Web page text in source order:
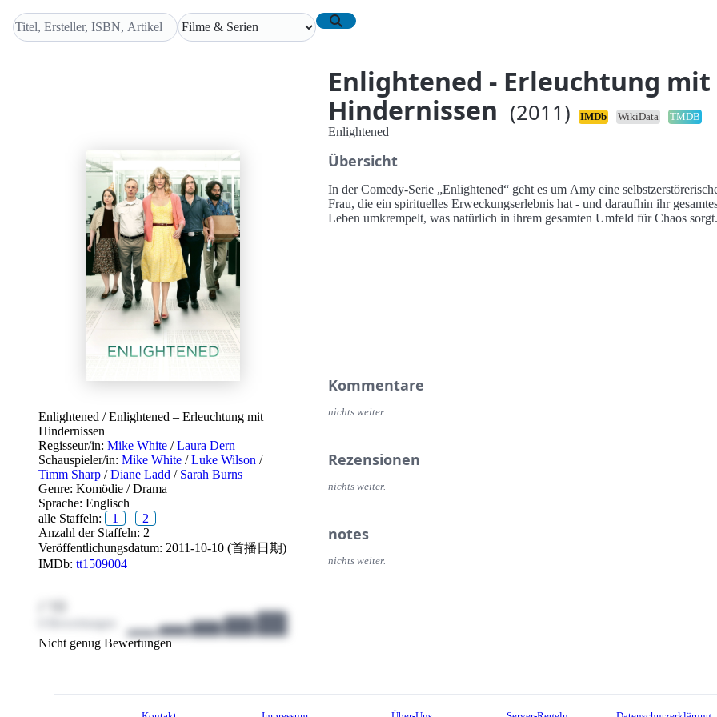
Enlightened - Erleuchtung mit
Hindernissen (2011) IMDb WikiData
TMDB
Enlightened /Enlightened – Erleuchtung mit
Hindernissen
Regisseur/in: Mike White /Laura Dern
Schauspieler/in: Mike White /Luke Wilson /
Timm Sharp /Diane Ladd / Sarah Burns
Genre: Komödie /Drama
Sprache: Englisch
alle Staffeln:
1
2
Anzahl der Staffeln: 2
Veröffentlichungsdatum: 2011-10-10 (首播日期)
IMDb: tt1509004
/ 10
Nicht genug Bewertungen
Enlightened
Übersicht
In der Comedy-Serie „Enlightened“ geht es um Amy eine selbstzerstörerische
Frau, die ein spirituelles Erweckungserlebnis hat - und daraufhin ihr
Leben umkrempelt, was natürlich in ihrem gesamten Umfeld für Chaos sorgt.
Kommentare
nichts weiter.
Rezensionen
nichts weiter.
notes
nichts weiter.